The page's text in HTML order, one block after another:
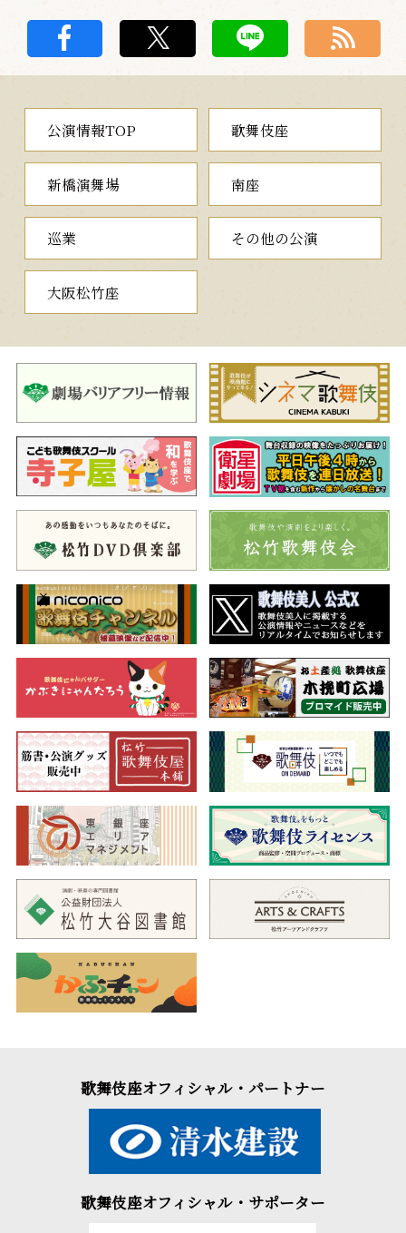
公演情報TOP 歌舞伎座
新橋演舞場 南座
巡業 その他の公演
大阪松竹座
歌舞伎座オフィシャル・パートナー
歌舞伎座オフィシャル・サポーター